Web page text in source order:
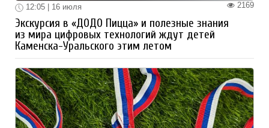
2169
12:05 | 16 июля
Экскурсия в «ДОДО Пицца» и полезные знания
из мира цифровых технологий ждут детей
Каменска-Уральского этим летом